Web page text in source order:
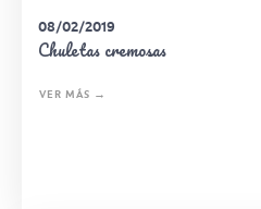
08/02/2019
Chuletas cremosas
VER MÁS →